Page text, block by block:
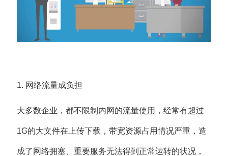
1. 网络流量成负担
大多数企业，都不限制内网的流量使用，经常有超过
1G的大文件在上传下载，带宽资源占用情况严重，造
成了网络拥塞、重要服务无法得到正常运转的状况，